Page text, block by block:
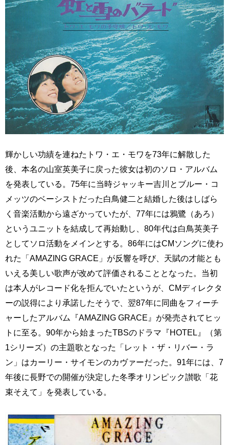
輝かしい功績を連ねたトワ・エ・モワを73年に解散した
後、本名の山室英美子に戻った彼女は初のソロ・アルバム
を発表している。75年に当時ジャッキー吉川とブルー・コ
メッツのベーシストだった白鳥健二と結婚した後はしばら
く音楽活動から遠ざかっていたが、77年には鴉鷺（あろ）
というユニットを結成して再始動し、80年代は白鳥英美子
としてソロ活動をメインとする。86年にはCMソングに使わ
れた「AMAZING GRACE」が反響を呼び、天賦の才能とも
いえる美しい歌声が改めて評価されることとなった。当初
は本人がレコード化を拒んでいたというが、CMディレクタ
ーの説得により承諾したそうで、翌87年に同曲をフィーチ
ャーしたアルバム『AMAZING GRACE』が発売されてヒッ
トに至る。90年から始まったTBSのドラマ『HOTEL』（第
1シリーズ）の主題歌となった「レット・ザ・リバー・ラ
ン」はカーリー・サイモンのカヴァーだった。91年には、7
年後に長野での開催が決定した冬季オリンピック讃歌「花
束そえて」を発表している。